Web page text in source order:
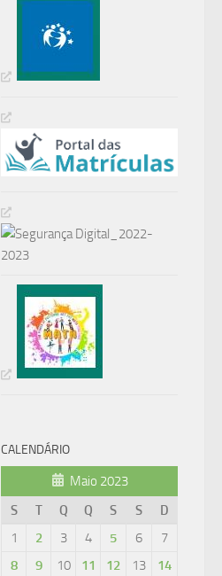
CALENDÁRIO
Maio 2023
S
T Q Q S S
D
1
2 3 4 5 6
7
8
9 10 11 12 13
14